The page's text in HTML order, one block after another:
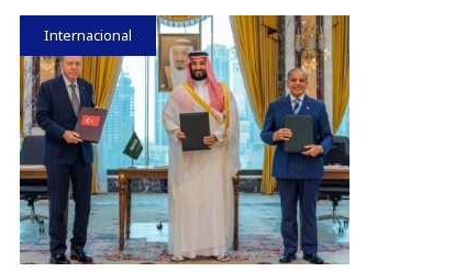
Internacional